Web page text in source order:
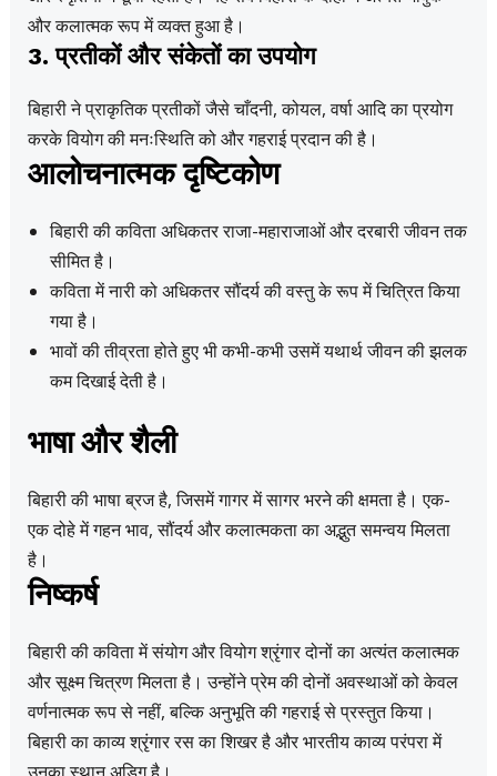
और कलात्मक रूप में व्यक्त हुआ है।
3. प्रतीकों और संकेतों का उपयोग
बिहारी ने प्राकृतिक प्रतीकों जैसे चाँदनी, कोयल, वर्षा आदि का प्रयोग
करके वियोग की मनःस्थिति को और गहराई प्रदान की है।
आलोचनात्मक दृष्टिकोण
बिहारी की कविता अधिकतर राजा-महाराजाओं और दरबारी जीवन तक
सीमित है।
कविता में नारी को अधिकतर सौंदर्य की वस्तु के रूप में चित्रित किया
गया है।
भावों की तीव्रता होते हुए भी कभी-कभी उसमें यथार्थ जीवन की झलक
कम दिखाई देती है।
भाषा और शैली
बिहारी की भाषा ब्रज है, जिसमें गागर में सागर भरने की क्षमता है। एक-
एक दोहे में गहन भाव, सौंदर्य और कलात्मकता का अद्भुत समन्वय मिलता
है।
निष्कर्ष
बिहारी की कविता में संयोग और वियोग श्रृंगार दोनों का अत्यंत कलात्मक
और सूक्ष्म चित्रण मिलता है। उन्होंने प्रेम की दोनों अवस्थाओं को केवल
वर्णनात्मक रूप से नहीं, बल्कि अनुभूति की गहराई से प्रस्तुत किया।
बिहारी का काव्य श्रृंगार रस का शिखर है और भारतीय काव्य परंपरा में